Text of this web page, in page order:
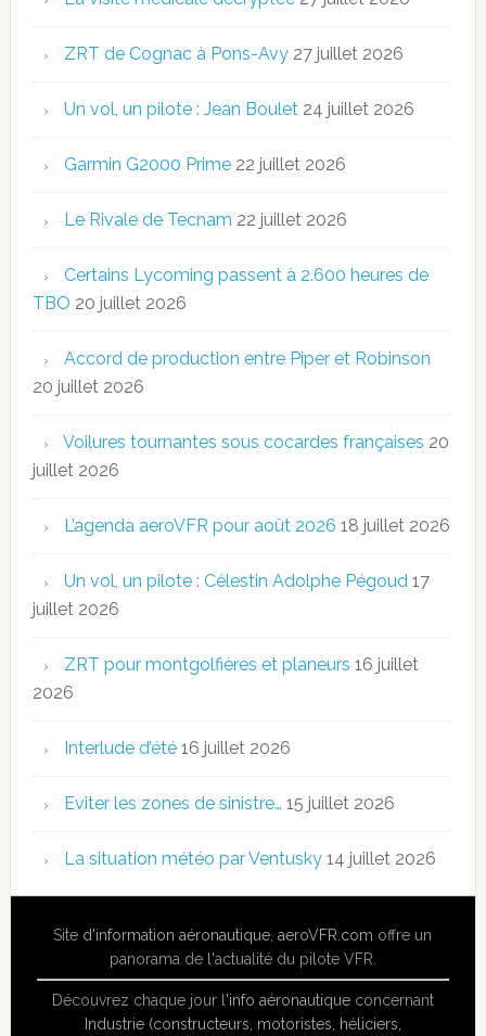
ZRT de Cognac à Pons-Avy 27 juillet 2026
Un vol, un pilote : Jean Boulet 24 juillet 2026
Garmin G2000 Prime 22 juillet 2026
Le Rivale de Tecnam 22 juillet 2026
Certains Lycoming passent à 2.600 heures de
TBO 20 juillet 2026
Accord de production entre Piper et Robinson
20 juillet 2026
Voilures tournantes sous cocardes françaises 20
juillet 2026
L’agenda aeroVFR pour août 2026 18 juillet 2026
Un vol, un pilote : Célestin Adolphe Pégoud 17
juillet 2026
ZRT pour montgolfières et planeurs 16 juillet
2026
Interlude d’été 16 juillet 2026
Eviter les zones de sinistre… 15 juillet 2026
La situation météo par Ventusky 14 juillet 2026
Site d'information aéronautique ,aeroVFR.com offre un
panorama de l'actualité du pilote VFR.
Découvrez chaque jour l'info aéronautiqueconcernant
Industrie (constructeurs, motoristes, héliciers,